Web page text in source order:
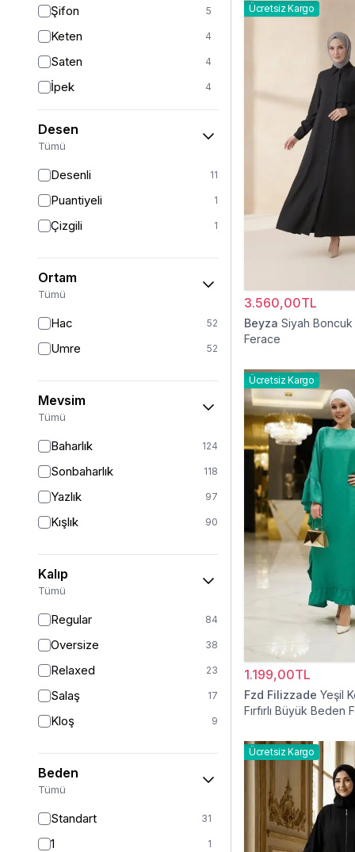
Şifon 5
Keten 4
Saten 4
İpek 4
Viskon 3
Tül 2
Desen
Tümü
Desenli 11
Puantiyeli 1
Çizgili 1
Ortam
Tümü
Hac 52
Umre 52
Mevsim
Tümü
Baharlık 124
Sonbaharlık 118
Yazlık 97
Kışlık 90
Kalıp
Tümü
Regular 84
Oversize 38
Relaxed 23
Salaş 17
Kloş 9
Beden
Tümü
Standart 31
1 1
Ücretsiz Kargo
3.560,00TL
Beyza Siyah Boncuk
Ferace
Ücretsiz Kargo
1.199,00TL
Fzd Filizzade Yeşil
Fırfırlı Büyük Beden
Ücretsiz Kargo